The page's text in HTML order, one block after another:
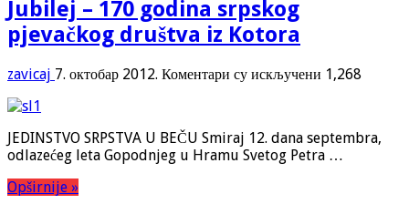
Jubilej – 170 godina srpskog
pjevačkog društva iz Kotora
zavicaj 7. октобар 2012. Коментари су искључени на
godina
srpskog
1,268
JEDINSTVO SRPSTVA U BEČU Smiraj 12. dana septembra,
odlazećeg leta Gopodnjeg u Hramu Svetog Petra …
Opširnije »